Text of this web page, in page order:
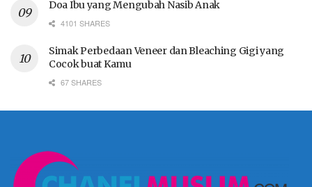
Doa Ibu yang Mengubah Nasib Anak
4101 SHARES
Simak Perbedaan Veneer dan Bleaching Gigi yang
Cocok buat Kamu
67 SHARES